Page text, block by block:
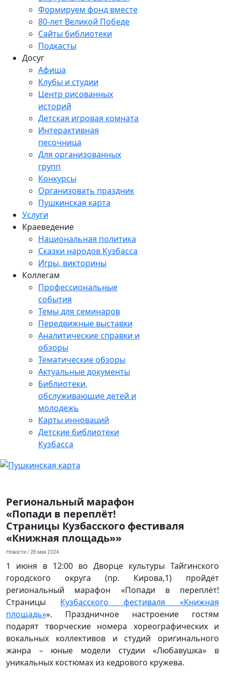
Формируем фонд вместе
80-лет Великой Победе
Сайты библиотеки
Подкасты
Досуг
Афиша
Клубы и студии
Центр рисованных
историй
Детская игровая комната
Интерактивная
песочница
Для организованных
групп
Конкурсы
Организовать праздник
Пушкинская карта
Услуги
Краеведение
Национальная политика
Сказки народов Кузбасса
Игры, викторины
Коллегам
Профессиональные
события
Темы для семинаров
Передвижные выставки
Аналитические справки и
обзоры
Тематические обзоры
Актуальные документы
Библиотеки,
обслуживающие детей и
молодежь
Карты инноваций
Детские библиотеки
Кузбасса
Региональный марафон
«Попади в переплёт!
Страницы Кузбасского фестиваля
«Книжная площадь»»
Новости / 28 мая 2024
1 июня в 12:00 во Дворце культуры Тайгинского
городского округа (пр. Кирова,1) пройдёт
региональный марафон «Попади в переплёт!
Страницы Кузбасского фестиваля «Книжная
площадь»». Праздничное настроение гостям
подарят творческие номера хореографических и
вокальных коллективов и студий оригинального
жанра – юные модели студии «Любавушка» в
уникальных костюмах из кедрового кружева.